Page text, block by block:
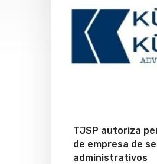
TJSP autoriza
de empresa de
administrativos